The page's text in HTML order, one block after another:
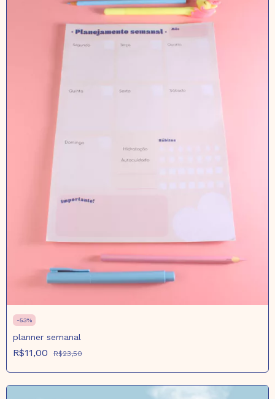
-53%
planner semanal
R$11,00 R$23,50